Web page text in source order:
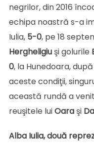
negrilor, din 2016
echipa noastră s-a
Iulia, 5-0, pe 18
Hergheligiuşi golurile
0, la Hunedoara,
aceste condiţii,
această rundă a
reuşitele luiOaraşi
Alba Iulia, două